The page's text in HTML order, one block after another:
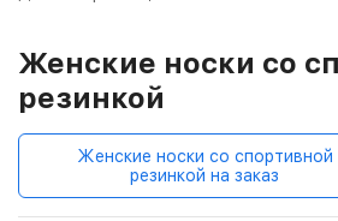
Женские носки со
резинкой
Женские носки со спортивной
резинкой на заказ